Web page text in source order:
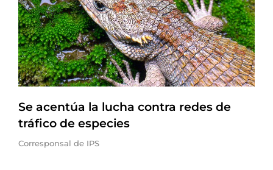
Se acentúa la lucha contra redes de
tráfico de especies
Corresponsal de IPS